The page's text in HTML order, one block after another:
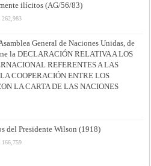
ilícitos (AG/56/83)
262,983
General de Naciones Unidas, de
la DECLARACIÓN RELATIVA A LOS
REFERENTES A LAS
COOPERACIÓN ENTRE LOS
LA CARTA DE LAS NACIONES
del Presidente Wilson (1918)
166,759